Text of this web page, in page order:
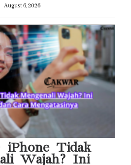
August 6, 2026
iPhone Tidak
Wajah? Ini